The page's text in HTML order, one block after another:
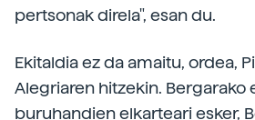
pertsonak direla", esan du.
Ekitaldia ez da amaitu, ordea,
Alegriaren hitzekin. Bergarako
buruhandien elkarteari esker,